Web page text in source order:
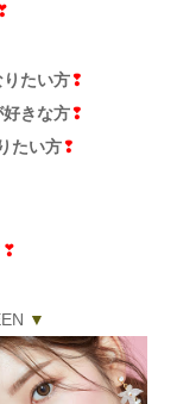
りたい方❢
好きな方❢
たい方❢
▼